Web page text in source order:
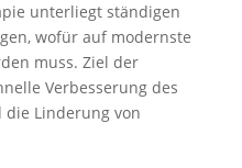
unterliegt ständigen
wofür auf modernste
muss. Ziel der
Verbesserung des
die Linderung von